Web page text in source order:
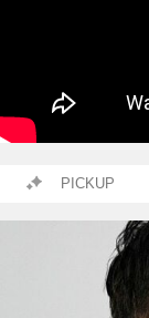
PICKUP